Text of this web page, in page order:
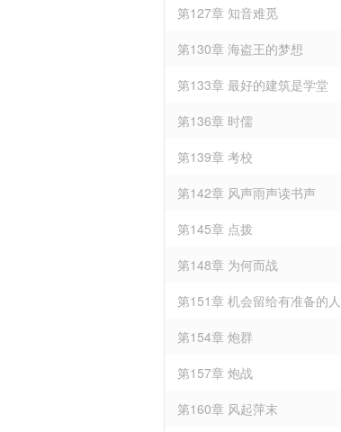
第127章 知音难觅
第130章 海盗王的梦想
第133章 最好的建筑是学堂
第136章 时儒
第139章 考校
第142章 风声雨声读书声
第145章 点拨
第148章 为何而战
第151章 机会留给有准备的人
第154章 炮群
第157章 炮战
第160章 风起萍末